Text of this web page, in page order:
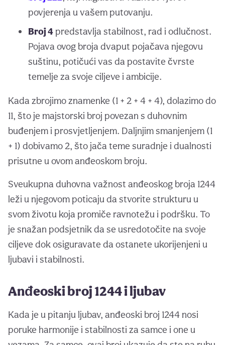
povjerenja u vašem putovanju.
Broj 4 predstavlja stabilnost, rad i odlučnost.
Pojava ovog broja dvaput pojačava njegovu
suštinu, potičući vas da postavite čvrste
temelje za svoje ciljeve i ambicije.
Kada zbrojimo znamenke (1 + 2 + 4 + 4), dolazimo do
11, što je majstorski broj povezan s duhovnim
buđenjem i prosvjetljenjem. Daljnjim smanjenjem (1
+ 1) dobivamo 2, što jača teme suradnje i dualnosti
prisutne u ovom anđeoskom broju.
Sveukupna duhovna važnost anđeoskog broja 1244
leži u njegovom poticaju da stvorite strukturu u
svom životu koja promiče ravnotežu i podršku. To
je snažan podsjetnik da se usredotočite na svoje
ciljeve dok osiguravate da ostanete ukorijenjeni u
ljubavi i stabilnosti.
Anđeoski broj 1244 i ljubav
Kada je u pitanju ljubav, anđeoski broj 1244 nosi
poruke harmonije i stabilnosti za samce i one u